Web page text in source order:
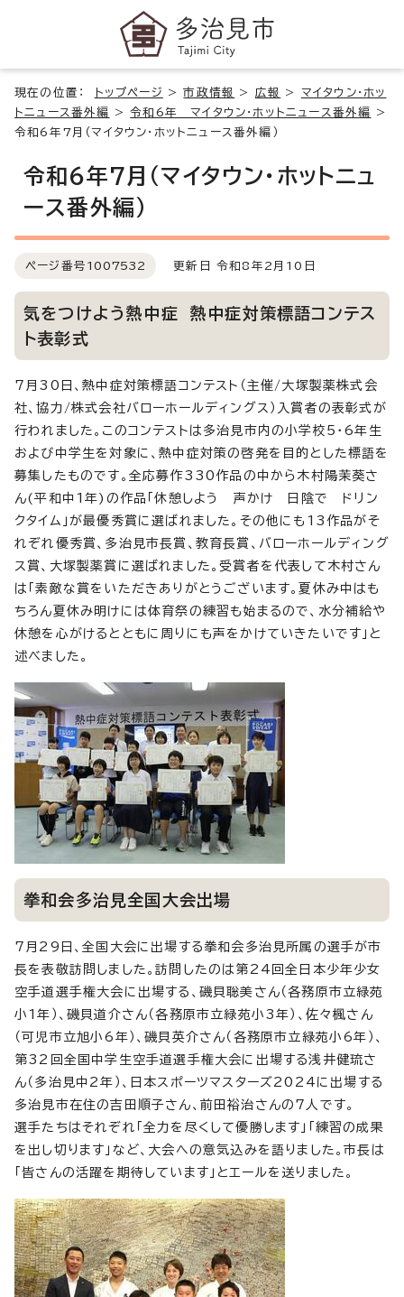
現在の位置： トップページ >市政情報 > 広報 > マイタウン・ホッ
トニュース番外編
>令和6年 マイタウン・ホットニュース番外編
>
令和6年7月（マイタウン・ホットニュース番外編）
令和6年7月（マイタウン・ホットニュ
ース番外編）
ページ番号 1007532 更新日 令和8年2月10日
気をつけよう熱中症 熱中症対策標語コンテス
ト表彰式
7月30日、熱中症対策標語コンテスト（主催/大塚製薬株式会
社、協力/株式会社バローホールディングス）入賞者の表彰式が
行われました。このコンテストは多治見市内の小学校5・6年生
および中学生を対象に、熱中症対策の啓発を目的とした標語を
募集したものです。全応募作330作品の中から木村陽茉葵さ
ん(平和中1年)の作品「休憩しよう 声かけ 日陰で ドリン
クタイム」が最優秀賞に選ばれました。その他にも13作品がそ
れぞれ優秀賞、多治見市長賞、教育長賞、バローホールディング
ス賞、大塚製薬賞に選ばれました。受賞者を代表して木村さん
は「素敵な賞をいただきありがとうございます。夏休み中はも
ちろん夏休み明けには体育祭の練習も始まるので、水分補給や
休憩を心がけるとともに周りにも声をかけていきたいです」と
述べました。
拳和会多治見全国大会出場
7月29日、全国大会に出場する拳和会多治見所属の選手が市
長を表敬訪問しました。訪問したのは第24回全日本少年少女
空手道選手権大会に出場する、磯貝聡美さん（各務原市立緑苑
小1年）、磯貝道介さん（各務原市立緑苑小3年）、佐々楓さん
（可児市立旭小6年）、磯貝英介さん（各務原市立緑苑小6年）、
第32回全国中学生空手道選手権大会に出場する浅井健琉さ
ん（多治見中2年）、日本スポーツマスターズ2024に出場する
多治見市在住の吉田順子さん、前田裕治さんの7人です。
選手たちはそれぞれ「全力を尽くして優勝します」「練習の成果
を出し切ります」など、大会への意気込みを語りました。市長は
「皆さんの活躍を期待しています」とエールを送りました。